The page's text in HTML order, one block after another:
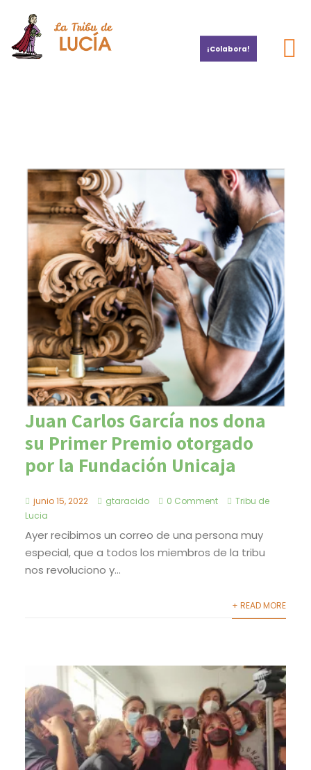
¡Colabora!
Juan Carlos García nos dona
su Primer Premio otorgado
por la Fundación Unicaja
junio 15, 2022 gtaracido 0 Comment
Tribu de
Lucia
Ayer recibimos un correo de una persona muy
especial, que a todos los miembros de la tribu
nos revoluciono y...
+ READ MORE